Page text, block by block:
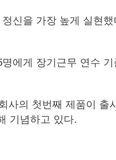
을 가장 높게 실현했
에게 장기근무 연수
의 첫번째 제품이
기념하고 있다.